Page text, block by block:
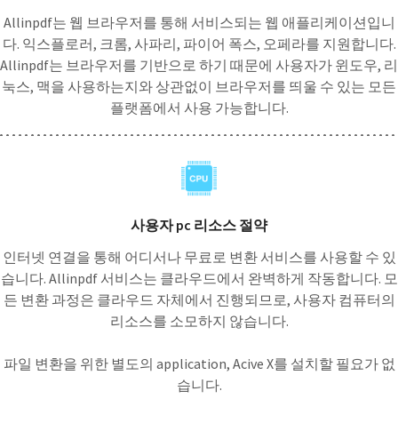
Allinpdf는 웹 브라우저를 통해 서비스되는 웹 애플리케이션입니
다. 익스플로러, 크롬, 사파리, 파이어 폭스, 오페라를 지원합니다.
Allinpdf는 브라우저를 기반으로 하기 때문에 사용자가 윈도우, 리
눅스, 맥을 사용하는지와 상관없이 브라우저를 띄울 수 있는 모든
플랫폼에서 사용 가능합니다.
사용자 pc 리소스 절약
인터넷 연결을 통해 어디서나 무료로 변환 서비스를 사용할 수 있
습니다. Allinpdf 서비스는 클라우드에서 완벽하게 작동합니다. 모
든 변환 과정은 클라우드 자체에서 진행되므로, 사용자 컴퓨터의
리소스를 소모하지 않습니다.
파일 변환을 위한 별도의 application, Acive X를 설치할 필요가 없
습니다.